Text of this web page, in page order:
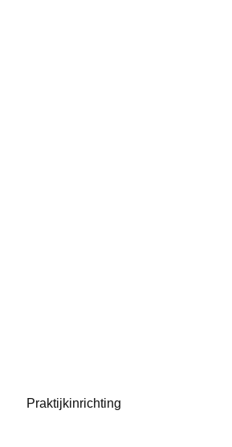
Praktijkinrichting